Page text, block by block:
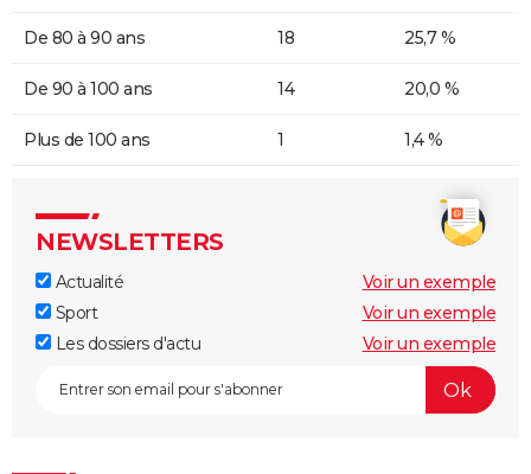
De 80 à 90 ans 18 25,7 %
De 90 à 100 ans 14 20,0 %
Plus de 100 ans 1 1,4 %
NEWSLETTERS
Actualité
Voir un exemple
Sport
Voir un exemple
Les dossiers d'actu
Voir un exemple